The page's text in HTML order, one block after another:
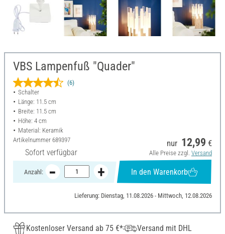
VBS Lampenfuß "Quader"
(6)
Schalter
Länge: 11.5 cm
Breite: 11.5 cm
Höhe: 4 cm
Material: Keramik
Artikelnummer 689397
Sofort verfügbar
nur 12,99 €
Alle Preise zzgl. Versand
Anzahl: In den Warenkorb
Lieferung: Dienstag, 11.08.2026 - Mittwoch, 12.08.2026
Kostenloser Versand ab 75 €*
Versand mit DHL